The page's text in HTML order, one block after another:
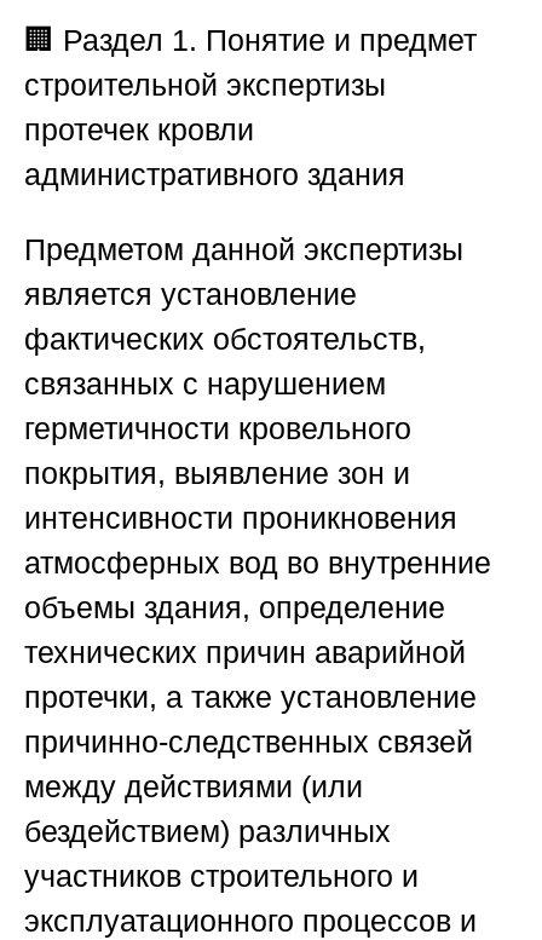
🏢 Раздел 1. Понятие и предмет
строительной экспертизы
протечек кровли
административного здания
Предметом данной экспертизы
является установление
фактических обстоятельств,
связанных с нарушением
герметичности кровельного
покрытия, выявление зон и
интенсивности проникновения
атмосферных вод во внутренние
объемы здания, определение
технических причин аварийной
протечки, а также установление
причинно-следственных связей
между действиями (или
бездействием) различных
участников строительного и
эксплуатационного процессов и